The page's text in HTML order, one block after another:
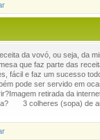
da vovó, ou seja, da
que faz parte das
fácil e faz um sucesso
pode ser servido em
retirada da
3 colheres (sopa) de